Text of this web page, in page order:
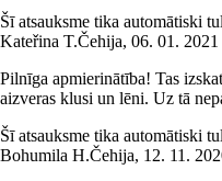
Šī atsauksme tika automātiski
Kateřina T.Čehija, 06. 01. 2021
Pilnīga apmierinātība! Tas
aizveras klusi un lēni. Uz tā
Šī atsauksme tika automātiski
Bohumila H.Čehija, 12. 11.